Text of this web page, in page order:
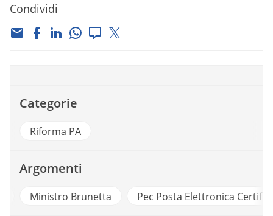
Condividi
Categorie
Riforma PA
Argomenti
Ministro Brunetta Pec Posta Elettronica